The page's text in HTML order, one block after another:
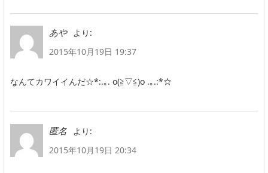
あや
より:
2015年10月19日 19:37
なんてカワイイんだ☆*:.｡. o(≧▽≦)o .｡.:*☆
匿名
より:
2015年10月19日 20:34